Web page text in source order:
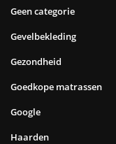
Geen categorie
Gevelbekleding
Gezondheid
Goedkope matrassen
Google
Haarden